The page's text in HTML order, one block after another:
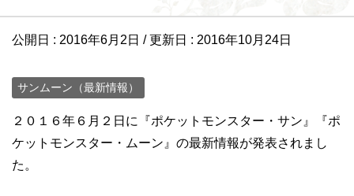
公開日 : 2016年6月2日 / 更新日 : 2016年10月24日
サンムーン（最新情報）
２０１６年６月２日に『ポケットモンスター・サン』『ポ
ケットモンスター・ムーン』の最新情報が発表されまし
た。